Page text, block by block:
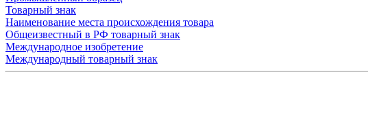
Товарный знак
Наименование места происхождения товара
Общеизвестный в РФ товарный знак
Международное изобретение
Международный товарный знак